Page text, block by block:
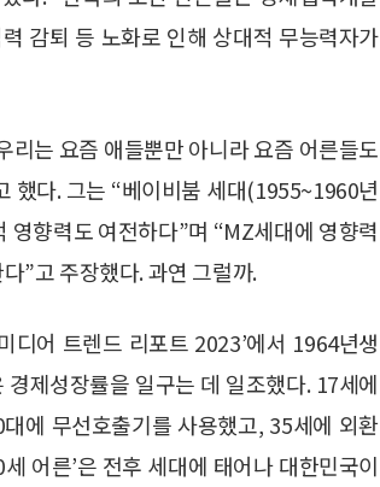
감퇴 등 노화로 인해 상대적 무능력자가
리는 요즘 애들뿐만 아니라 요즘 어른들도
했다. 그는 “베이비붐 세대(1955~1960년
향력도 여전하다”며 “MZ세대에 영향력
”고 주장했다. 과연 그럴까.
디어 트렌드 리포트 2023’에서 1964년생
제성장률을 일구는 데 일조했다. 17세에
에 무선호출기를 사용했고, 35세에 외환
어른’은 전후 세대에 태어나 대한민국이